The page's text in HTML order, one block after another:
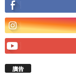
廣告